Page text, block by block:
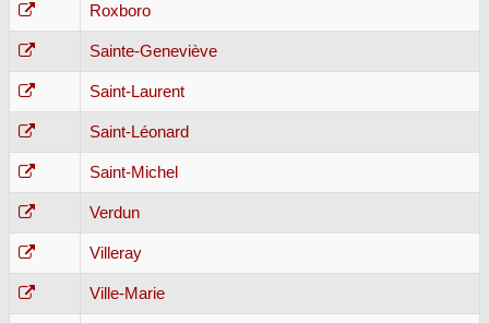
Roxboro
Sainte-Geneviève
Saint-Laurent
Saint-Léonard
Saint-Michel
Verdun
Villeray
Ville-Marie